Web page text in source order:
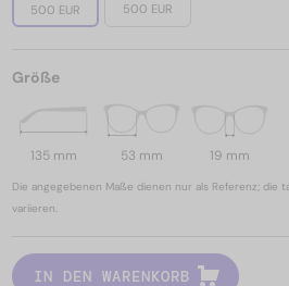
500 EUR 500 EUR
Größe
135 mm 53 mm 19 mm
Die angegebenen Maße dienen nur als Referenz; die
variieren.
IN DEN WARENKORB